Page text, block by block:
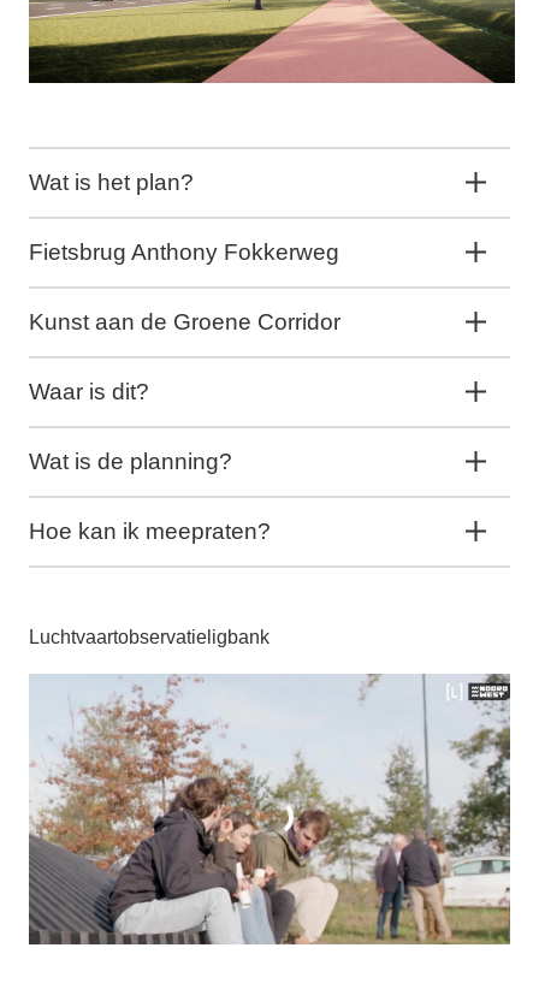
Wat is het plan?
Fietsbrug Anthony Fokkerweg
Kunst aan de Groene Corridor
Waar is dit?
Wat is de planning?
Hoe kan ik meepraten?
Luchtvaartobservatieligbank